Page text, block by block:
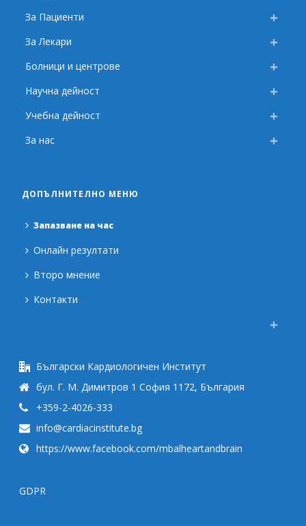
За Пациенти
За Лекари
Болници и центрове
Научна дейност
Учебна дейност
За нас
ДОПЪЛНИТЕЛНО МЕНЮ
Запазване на час
Онлайн резултати
Второ мнение
Контакти
Български Кардиологичен Институт
бул. Г. М. Димитров 1 София 1172, България
+359-2-4026-333
info@cardiacinstitute.bg
https://www.facebook.com/mbalheartandbrain
GDPR